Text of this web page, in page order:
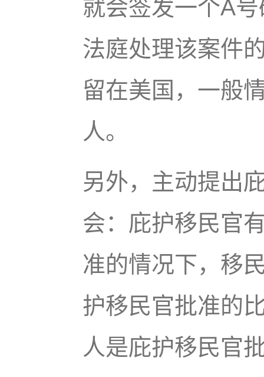
就会签发一个A
法庭处理该案件
留在美国，一般
人。
另外，主动提出
会：庇护移民官
准的情况下，移
护移民官批准的
人是庇护移民官